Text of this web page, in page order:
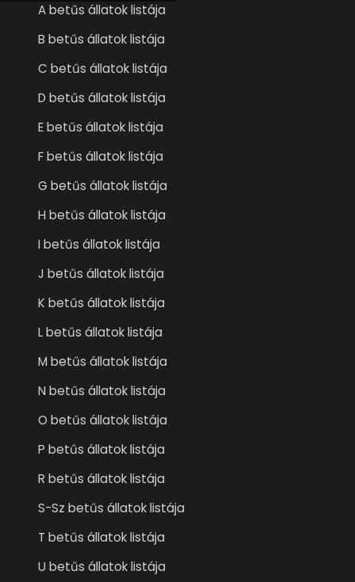
A betűs állatok listája
B betűs állatok listája
C betűs állatok listája
D betűs állatok listája
E betűs állatok listája
F betűs állatok listája
G betűs állatok listája
H betűs állatok listája
I betűs állatok listája
J betűs állatok listája
K betűs állatok listája
L betűs állatok listája
M betűs állatok listája
N betűs állatok listája
O betűs állatok listája
P betűs állatok listája
R betűs állatok listája
S-Sz betűs állatok listája
T betűs állatok listája
U betűs állatok listája